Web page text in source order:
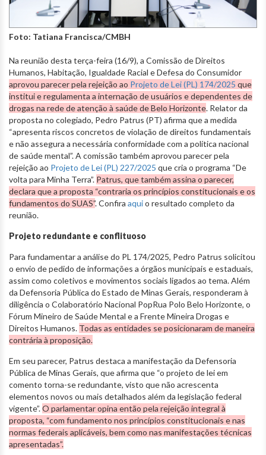
Foto: Tatiana Francisca/CMBH
Na reunião desta terça-feira (16/9), a Comissão de Direitos
Humanos, Habitação, Igualdade Racial e Defesa do Consumidor
aprovou parecer pela rejeição ao Projeto de Lei (PL) 174/2025 que
institui e regulamenta a internação de usuários e dependentes de
drogas na rede de atenção à saúde de Belo Horizonte. Relator da
proposta no colegiado, Pedro Patrus (PT) afirma que a medida
“apresenta riscos concretos de violação de direitos fundamentais
e não assegura a necessária conformidade com a política nacional
de saúde mental”. A comissão também aprovou parecer pela
rejeição ao Projeto de Lei (PL) 227/2025 que cria o programa “De
volta para Minha Terra”. Patrus, que também assina o parecer,
declara que a proposta “contraria os princípios constitucionais e os
fundamentos do SUAS”. Confira aquio resultado completo da
reunião.
Projeto redundante e conflituoso
Para fundamentar a análise do PL 174/2025, Pedro Patrus solicitou
o envio de pedido de informações a órgãos municipais e estaduais,
assim como coletivos e movimentos sociais ligados ao tema. Além
da Defensoria Pública do Estado de Minas Gerais, responderam à
diligência o Colaboratório Nacional PopRua Polo Belo Horizonte, o
Fórum Mineiro de Saúde Mental e a Frente Mineira Drogas e
Direitos Humanos. Todas as entidades se posicionaram de maneira
contrária à proposição.
Em seu parecer, Patrus destaca a manifestação da Defensoria
Pública de Minas Gerais, que afirma que “o projeto de lei em
comento torna-se redundante, visto que não acrescenta
elementos novos ou mais detalhados além da legislação federal
vigente”.O parlamentar opina então pela rejeição integral à
proposta, “com fundamento nos princípios constitucionais e nas
normas federais aplicáveis, bem como nas manifestações técnicas
apresentadas”.